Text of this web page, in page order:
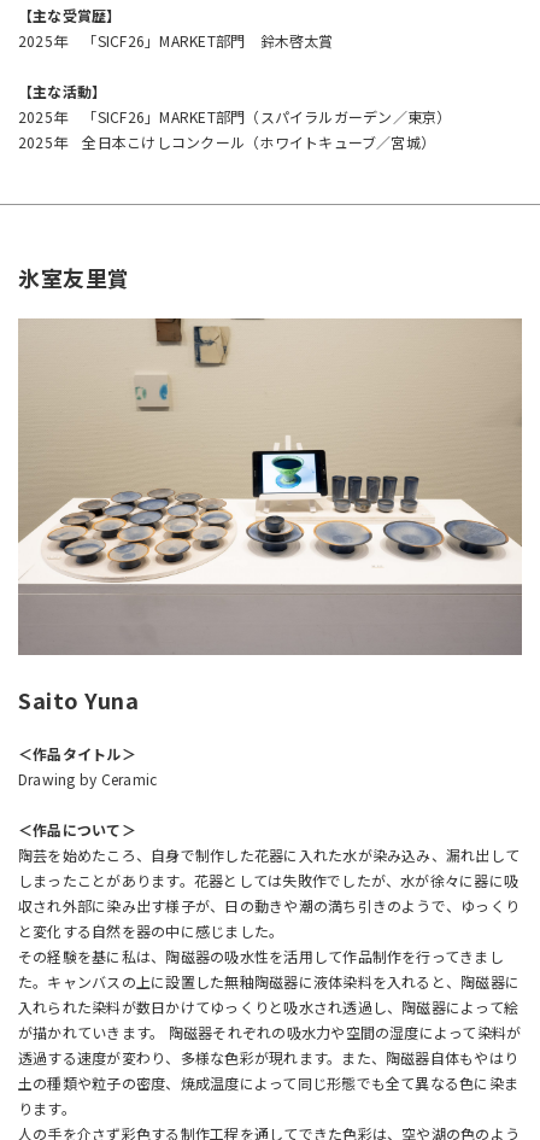
【主な受賞歴】
2025年 「SICF26」MARKET部門 鈴木啓太賞
【主な活動】
2025年 「SICF26」MARKET部門（スパイラルガーデン／東京）
2025年 全日本こけしコンクール（ホワイトキューブ／宮城）
氷室友里賞
Saito Yuna​
＜作品タイトル＞
Drawing by Ceramic
＜作品について＞
陶芸を始めたころ、自身で制作した花器に入れた水が染み込み、漏れ出して
しまったことがあります。花器としては失敗作でしたが、水が徐々に器に吸
収され外部に染み出す様子が、日の動きや潮の満ち引きのようで、ゆっくり
と変化する自然を器の中に感じました。
その経験を基に私は、陶磁器の吸水性を活用して作品制作を行ってきまし
た。キャンバスの上に設置した無釉陶磁器に液体染料を入れると、陶磁器に
入れられた染料が数日かけてゆっくりと吸水され透過し、陶磁器によって絵
が描かれていきます。 陶磁器それぞれの吸水力や空間の湿度によって染料が
透過する速度が変わり、多様な色彩が現れます。また、陶磁器自体もやはり
土の種類や粒子の密度、焼成温度によって同じ形態でも全て異なる色に染ま
ります。
人の手を介さず彩色する制作工程を通してできた色彩は、空や湖の色のよう